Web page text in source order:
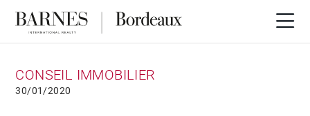
CONSEIL IMMOBILIER
30/01/2020